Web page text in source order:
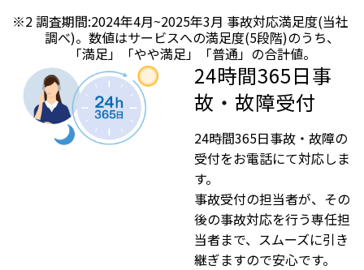
※2調査期間:2024年4月~2025年3月 事故対応満足度(当社
調べ)。数値はサービスへの満足度(5段階)のうち、
「満足」「やや満足」「普通」の合計値。
24時間365日事
故・故障受付
24時間365日事故・故障の
受付をお電話にて対応しま
す。
事故受付の担当者が、その
後の事故対応を行う専任担
当者まで、スムーズに引き
継ぎますので安心です。